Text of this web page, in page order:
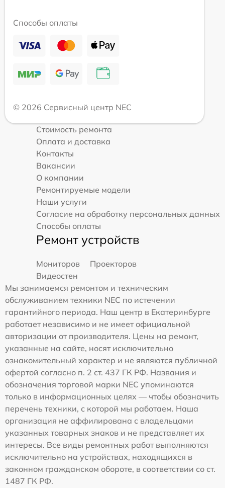
Способы оплаты
© 2026 Сервисный центр NEC
Стоимость ремонта
Оплата и доставка
Контакты
Вакансии
О компании
Ремонтируемые модели
Наши услуги
Согласие на обработку персональных данных
Способы оплаты
Ремонт устройств
Мониторов
Проекторов
Видеостен
Мы занимаемся ремонтом и техническим
обслуживанием техники NEC по истечении
гарантийного периода. Наш центр в Екатеринбурге
работает независимо и не имеет официальной
авторизации от производителя. Цены на ремонт,
указанные на сайте, носят исключительно
ознакомительный характер и не являются публичной
офертой согласно п. 2 ст. 437 ГК РФ. Названия и
обозначения торговой марки NEC упоминаются
только в информационных целях — чтобы обозначить
перечень техники, с которой мы работаем. Наша
организация не аффилирована с владельцами
указанных товарных знаков и не представляет их
интересы. Все виды ремонтных работ выполняются
исключительно на устройствах, находящихся в
законном гражданском обороте, в соответствии со ст.
1487 ГК РФ.